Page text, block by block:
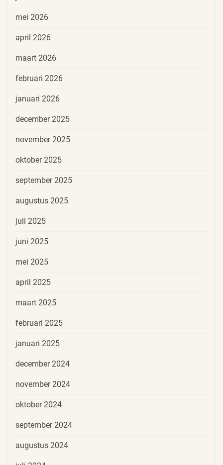
mei 2026
april 2026
maart 2026
februari 2026
januari 2026
december 2025
november 2025
oktober 2025
september 2025
augustus 2025
juli 2025
juni 2025
mei 2025
april 2025
maart 2025
februari 2025
januari 2025
december 2024
november 2024
oktober 2024
september 2024
augustus 2024